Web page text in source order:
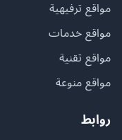
مواقع ترفيهية
مواقع خدمات
مواقع تقنية
مواقع منوعة
روابط